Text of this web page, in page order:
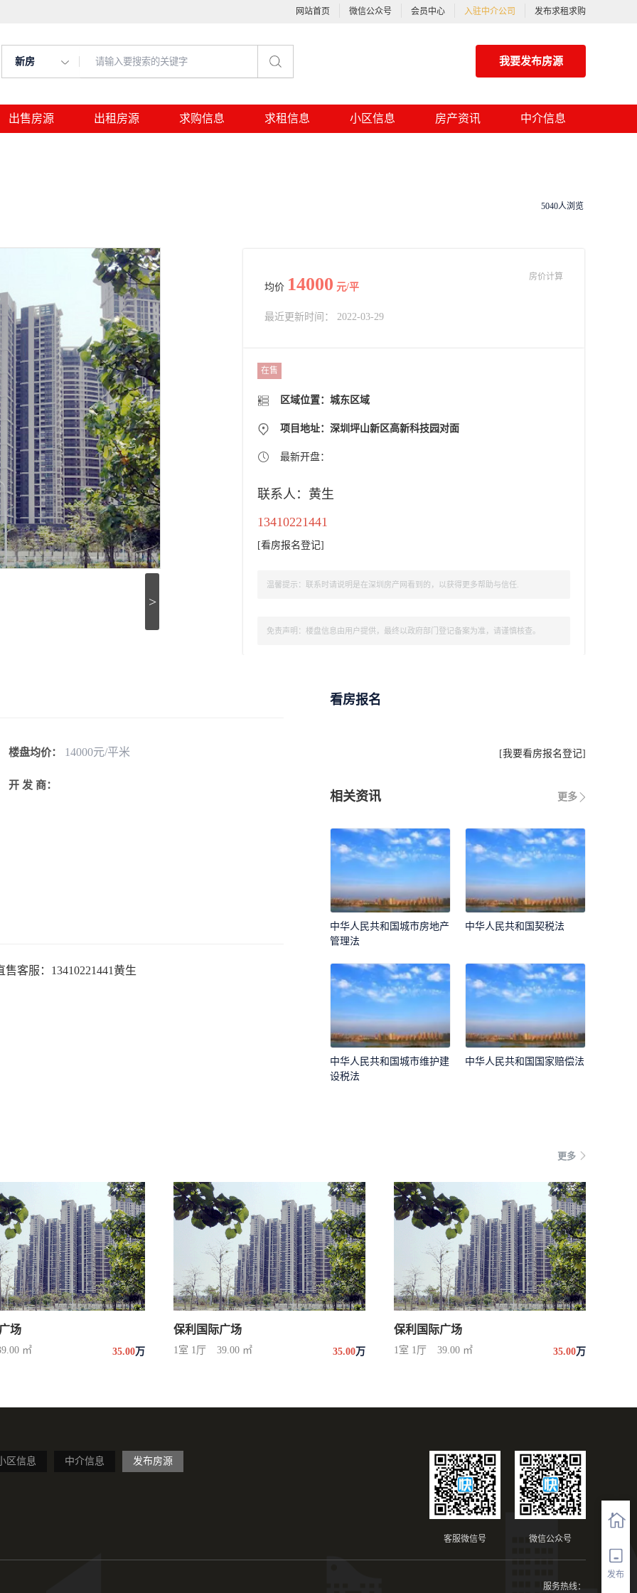
网站首页 微信公众号 会员中心 入驻中介公司 发布求租求购
新房 我要发布房源
出售房源 出租房源 求购信息 求租信息 小区信息 房产资讯 中介信息
发布
5040人浏览
>
均价 14000 元/平
房价计算
最近更新时间： 2022-03-29
在售
区域位置： 城东区域
项目地址：深圳坪山新区高新科技园对面
最新开盘：
联系人：黄生
13410221441
[看房报名登记]
温馨提示：联系时请说明是在深圳房产网看到的，以获得更多帮助与信任.
免责声明：楼盘信息由用户提供，最终以政府部门登记备案为准，请谨慎核查。
楼盘均价： 14000元/平米
开 发 商：
客服：13410221441黄生
看房报名
[我要看房报名登记]
更多
相关资讯
中华人民共和国城市房地产
管理法
中华人民共和国契税法
中华人民共和国城市维护建
设税法
中华人民共和国国家赔偿法
更多
场
㎡ 35.00万
保利国际广场
1室 1厅 39.00 ㎡ 35.00万
保利国际广场
1室 1厅 39.00 ㎡ 35.00万
区信息 中介信息 发布房源
微信公众号
客服微信号
服务热线：